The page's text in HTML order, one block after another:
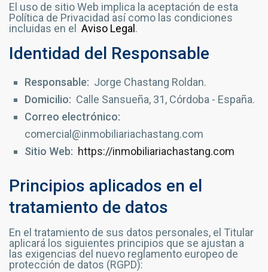
El uso de sitio Web implica la aceptación de esta
Política de Privacidad así como las condiciones
incluidas en elAviso Legal .
Identidad del Responsable
Responsable: Jorge Chastang Roldan.
Domicilio: Calle Sansueña, 31, Córdoba - España.
Correo electrónico:
comercial@inmobiliariachastang.com
Sitio Web: https://inmobiliariachastang.com
Principios aplicados en el
tratamiento de datos
En el tratamiento de sus datos personales, el Titular
aplicará los siguientes principios que se ajustan a
las exigencias del nuevo reglamento europeo de
protección de datos (RGPD):